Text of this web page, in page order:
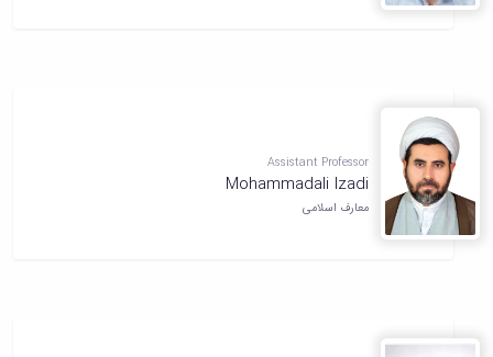
Assistant Professor
Mohammadali Izadi
معارف اسلامی